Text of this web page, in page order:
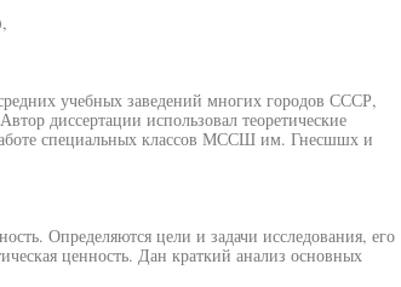
учебных заведений многих городов СССР,
диссертации использовал теоретические
специальных классов МССШ им. Гнесшшх и
Определяются цели и задачи исследования, его
ценность. Дан краткий анализ основных